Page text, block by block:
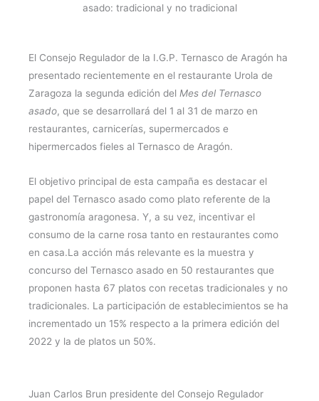
asado: tradicional y no tradicional
El Consejo Regulador de la I.G.P. Ternasco de Aragón ha
presentado recientemente en el restaurante Urola de
Zaragoza la segunda edición del Mes del Ternasco
asado, que se desarrollará del 1 al 31 de marzo en
restaurantes, carnicerías, supermercados e
hipermercados fieles al Ternasco de Aragón.
El objetivo principal de esta campaña es destacar el
papel del Ternasco asado como plato referente de la
gastronomía aragonesa. Y, a su vez, incentivar el
consumo de la carne rosa tanto en restaurantes como
en casa.La acción más relevante es la muestra y
concurso del Ternasco asado en 50 restaurantes que
proponen hasta 67 platos con recetas tradicionales y no
tradicionales. La participación de establecimientos se ha
incrementado un 15% respecto a la primera edición del
2022 y la de platos un 50%.
Juan Carlos Brun presidente del Consejo Regulador